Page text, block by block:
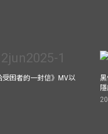
困者的一封信》MV以